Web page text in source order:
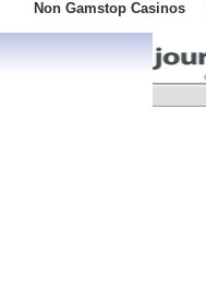
Non Gamstop Casinos